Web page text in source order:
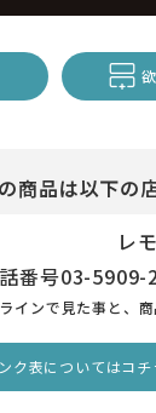
商品は以下の
レ
番号03-5909-
インで見た事と、商
ク表についてはコチ